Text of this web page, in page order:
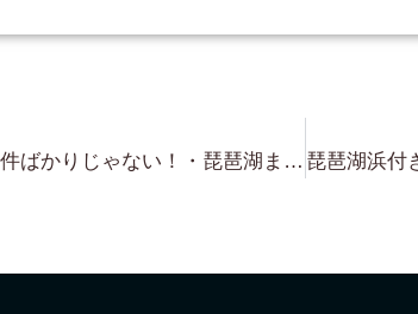
琵琶湖浜付き物件ばかりじゃない！・琵琶湖まで約80m 琵琶湖一望 蓬莱・木戸 THE 小ぶり！・約126坪・約85坪 500万円・350万円 そんな物件も沢山ありますよ！